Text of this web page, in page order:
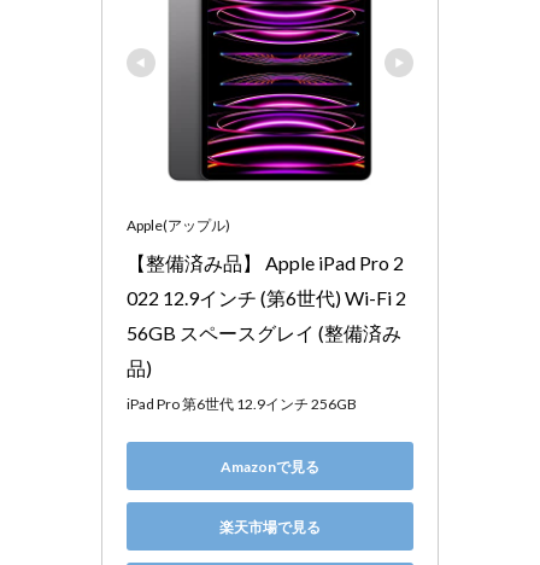
Apple(アップル)
【整備済み品】 Apple iPad Pro 2
022 12.9インチ (第6世代) Wi-Fi 2
56GB スペースグレイ (整備済み
品)
iPad Pro 第6世代 12.9インチ 256GB
Amazonで見る
楽天市場で見る